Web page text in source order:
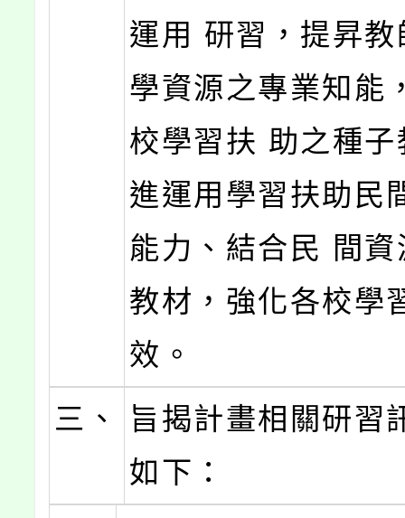
運用 研習，提昇
學資源之專業知能
校學習扶 助之種
進運用學習扶助民
能力、結合民 間
教材，強化各校學
效。
三、
旨揭計畫相關研習
如下：